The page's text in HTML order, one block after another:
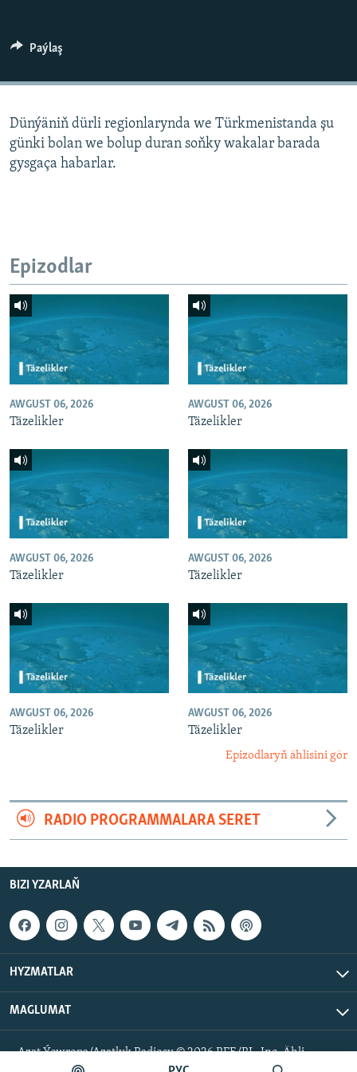
Paýlaş
Dünýäniň dürli regionlarynda we Türkmenistanda şu
günki bolan we bolup duran soňky wakalar barada
gysgaça habarlar.
Epizodlar
AWGUST 06, 2026
Täzelikler
AWGUST 06, 2026
Täzelikler
AWGUST 06, 2026
Täzelikler
AWGUST 06, 2026
Täzelikler
AWGUST 06, 2026
Täzelikler
AWGUST 06, 2026
Täzelikler
Epizodlaryň ählisini gör
RADIO PROGRAMMALARA SERET
BIZI YZARLAŇ
HYZMATLAR
MAGLUMAT
Azat Ýewropa/Azatlyk Radiosy © 2026 RFE/RL, Inc. Ähli
hukuklar goralan.